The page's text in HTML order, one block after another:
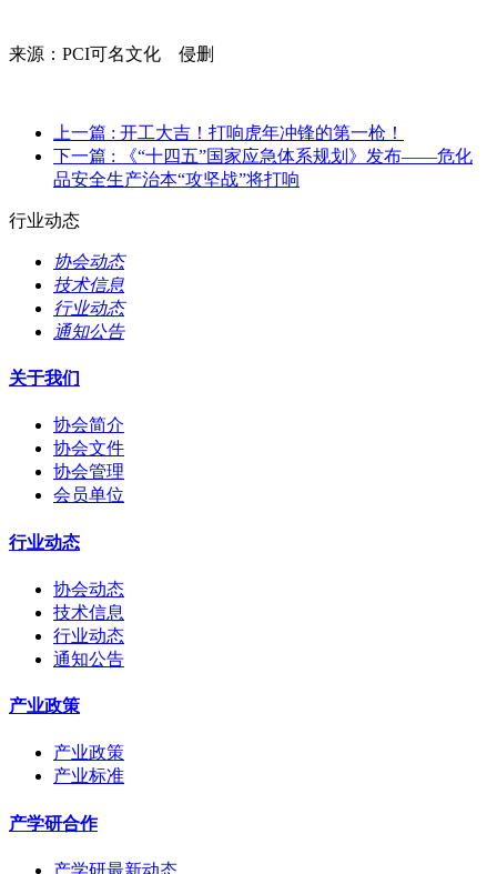
来源：PCI可名文化 侵删
上一篇 : 开工大吉！打响虎年冲锋的第一枪！
下一篇 : 《“十四五”国家应急体系规划》发布——危化
品安全生产治本“攻坚战”将打响
行业动态
协会动态
技术信息
行业动态
通知公告
关于我们
协会简介
协会文件
协会管理
会员单位
行业动态
协会动态
技术信息
行业动态
通知公告
产业政策
产业政策
产业标准
产学研合作
产学研最新动态